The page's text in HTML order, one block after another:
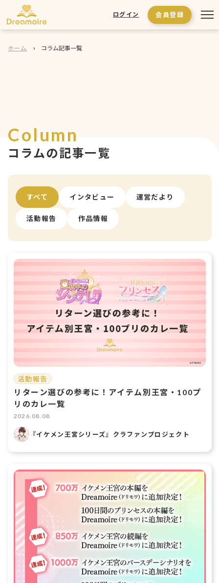
ログイン 会員登録
ホーム コラム記事一覧
Column
コラムの記事一覧
すべて インタビュー 運営だより
活動報告 作品情報
活動報告
リターン選びの参考に！アイテム別王宮・100プ
リのカレ一覧
2026.08.08
『イケメン王宮シリーズ』クラファンプロジェクト